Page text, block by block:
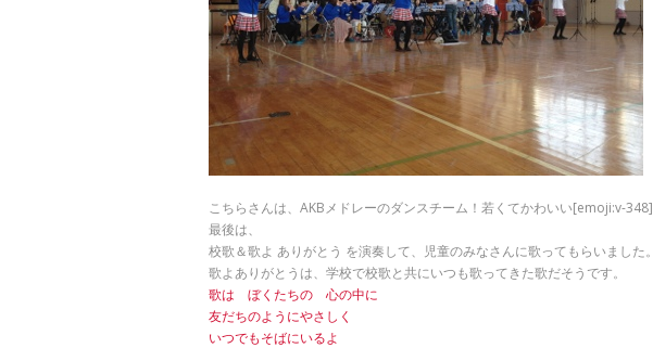
こちらさんは、AKBメドレーのダンスチーム！若くてかわいい[emoji:v-348]
最後は、
校歌＆歌よ ありがとう を演奏して、児童のみなさんに歌ってもらいました。
歌よありがとうは、学校で校歌と共にいつも歌ってきた歌だそうです。
歌は ぼくたちの 心の中に
友だちのようにやさしく
いつでもそばにいるよ